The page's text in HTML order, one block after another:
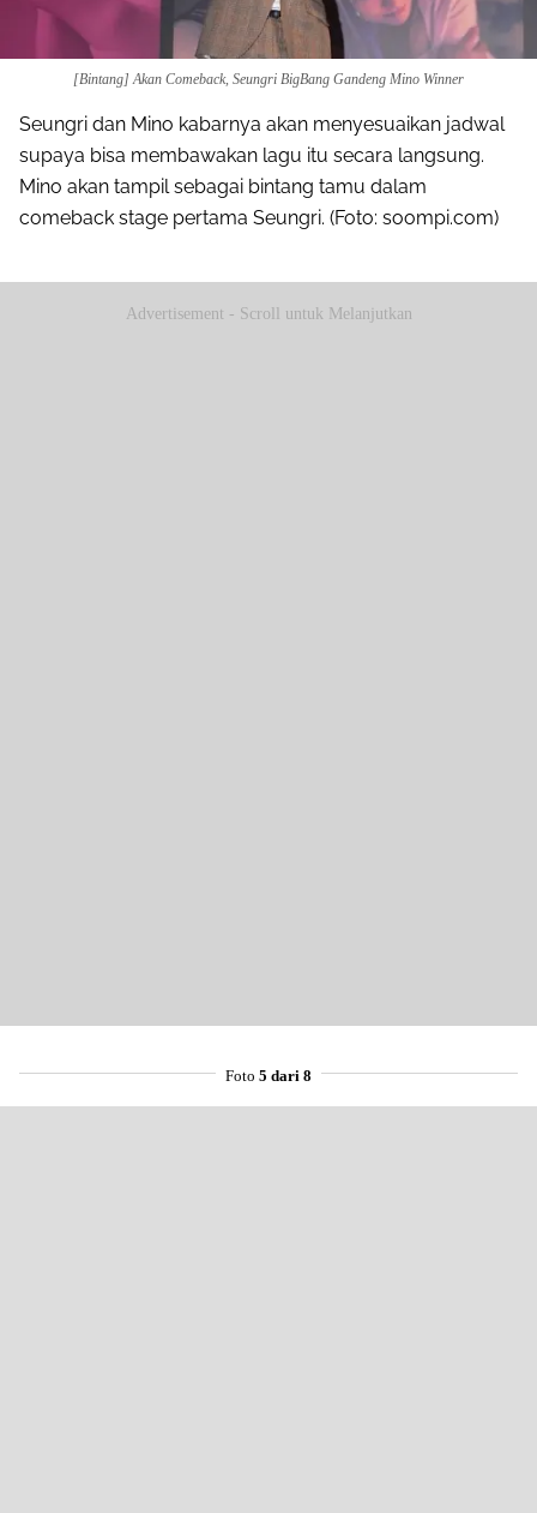
[Bintang] Akan Comeback, Seungri BigBang Gandeng Mino Winner
Seungri dan Mino kabarnya akan menyesuaikan jadwal
supaya bisa membawakan lagu itu secara langsung.
Mino akan tampil sebagai bintang tamu dalam
comeback stage pertama Seungri. (Foto: soompi.com)
Advertisement - Scroll untuk Melanjutkan
Foto 5 dari 8